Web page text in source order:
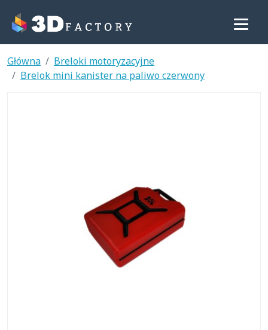
Główna
Breloki motoryzacyjne
Brelok mini kanister na paliwo czerwony